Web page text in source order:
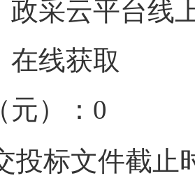
政采云平台线
在线获
元）：0
投标文件截